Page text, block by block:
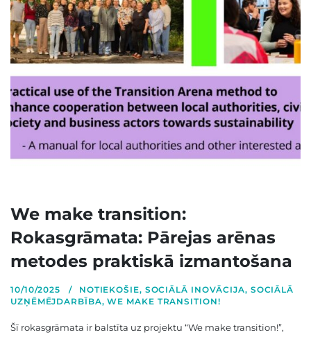
We make transition:
Rokasgrāmata: Pārejas arēnas
metodes praktiskā izmantošana
10/10/2025 NOTIEKOŠIE, SOCIĀLĀ INOVĀCIJA, SOCIĀLĀ
UZŅĒMĒJDARBĪBA,WE MAKE TRANSITION!
Šī rokasgrāmata ir balstīta uz projektu “We make transition!”,